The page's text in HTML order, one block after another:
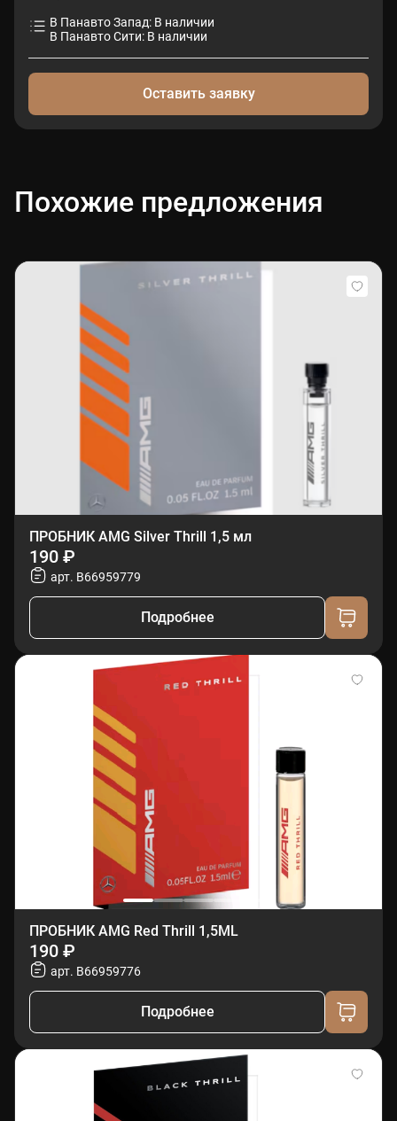
В Панавто Запад: В наличии
В Панавто Сити: В наличии
Оставить заявку
Похожие предложения
ПРОБНИК AMG Silver Thrill 1,5 мл
190 ₽
арт. B66959779
Подробнее
ПРОБНИК AMG Red Thrill 1,5ML
190 ₽
арт. B66959776
Подробнее